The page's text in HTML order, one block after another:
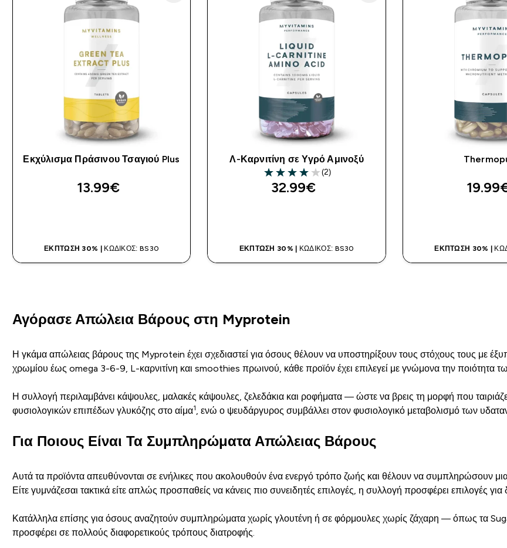
Εκχύλισμα Πράσινου Τσαγιού Plus
13.99€‎
ΈΚΠΤΩΣΗ 30% | ΚΩΔΙΚΌΣ: BS30
Λ-Καρνιτίνη σε Υγρό Αμινοξύ
4 out of 5 stars
(2)
32.99€‎
ΈΚΠΤΩΣΗ 30% | ΚΩΔΙΚΌΣ: BS30 ΈΚΠΤΩΣΗ 30% |
Αγόρασε Απώλεια Βάρους στη Myprotein
Η γκάμα απώλειας βάρους της Myprotein έχει σχεδιαστεί για όσους θέλουν να υποστηρίξουν τους στόχους τους με
χρωμίου έως omega 3-6-9, L-καρνιτίνη και smoothies πρωινού, κάθε προϊόν έχει επιλεγεί με γνώμονα την ποιότητα
Η συλλογή περιλαμβάνει κάψουλες, μαλακές κάψουλες, ζελεδάκια και ροφήματα — ώστε να βρεις τη μορφή που
φυσιολογικών επιπέδων γλυκόζης στο αίμα1 , ενώ ο ψευδάργυρος συμβάλλει στον φυσιολογικό μεταβολισμό των
Για Ποιους Είναι Τα Συμπληρώματα Απώλειας Βάρους
Αυτά τα προϊόντα απευθύνονται σε ενήλικες που ακολουθούν ένα ενεργό τρόπο ζωής και θέλουν να συμπληρώσουν
Είτε γυμνάζεσαι τακτικά είτε απλώς προσπαθείς να κάνεις πιο συνειδητές επιλογές, η συλλογή προσφέρει επιλογές για
Κατάλληλα επίσης για όσους αναζητούν συμπληρώματα χωρίς γλουτένη ή σε φόρμουλες χωρίς ζάχαρη — όπως τα
προσφέρει σε πολλούς διαφορετικούς τρόπους διατροφής.